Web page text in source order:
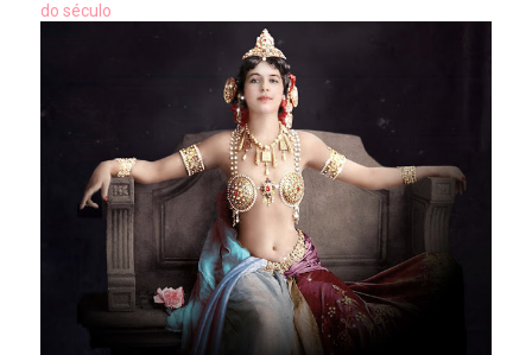
do século